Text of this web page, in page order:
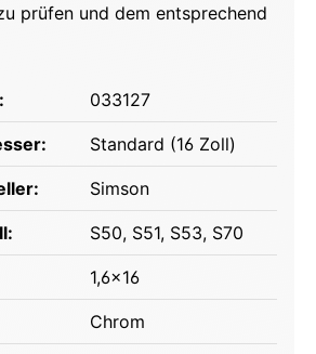
prüfen und dem entsprechend
033127
Standard (16 Zoll)
Simson
S50, S51, S53, S70
1,6x16
Chrom